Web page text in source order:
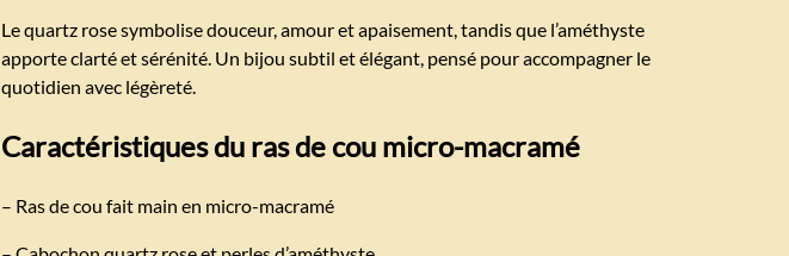
Le quartz rose symbolise douceur, amour et apaisement, tandis que l’améthyste
apporte clarté et sérénité. Un bijou subtil et élégant, pensé pour accompagner le
quotidien avec légèreté.
Caractéristiques du ras de cou micro-macramé
– Ras de cou fait main en micro-macramé